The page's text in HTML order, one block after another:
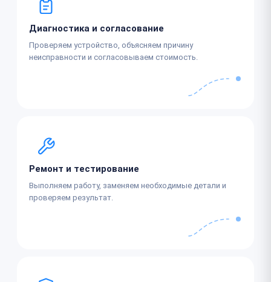
Диагностика и согласование
Проверяем устройство, объясняем причину
неисправности и согласовываем стоимость.
Ремонт и тестирование
Выполняем работу, заменяем необходимые детали и
проверяем результат.